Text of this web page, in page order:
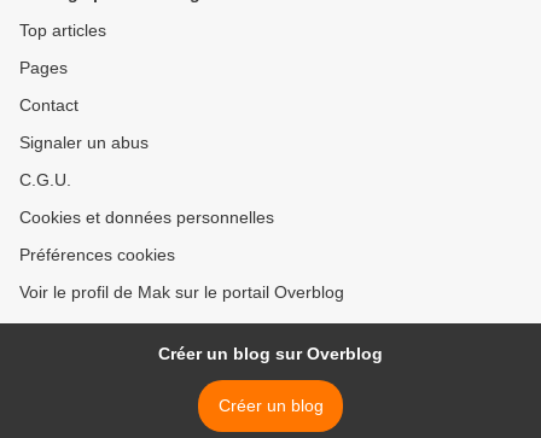
Top articles
Pages
Contact
Signaler un abus
C.G.U.
Cookies et données personnelles
Préférences cookies
Voir le profil de Mak sur le portail Overblog
Créer un blog sur Overblog
Créer un blog